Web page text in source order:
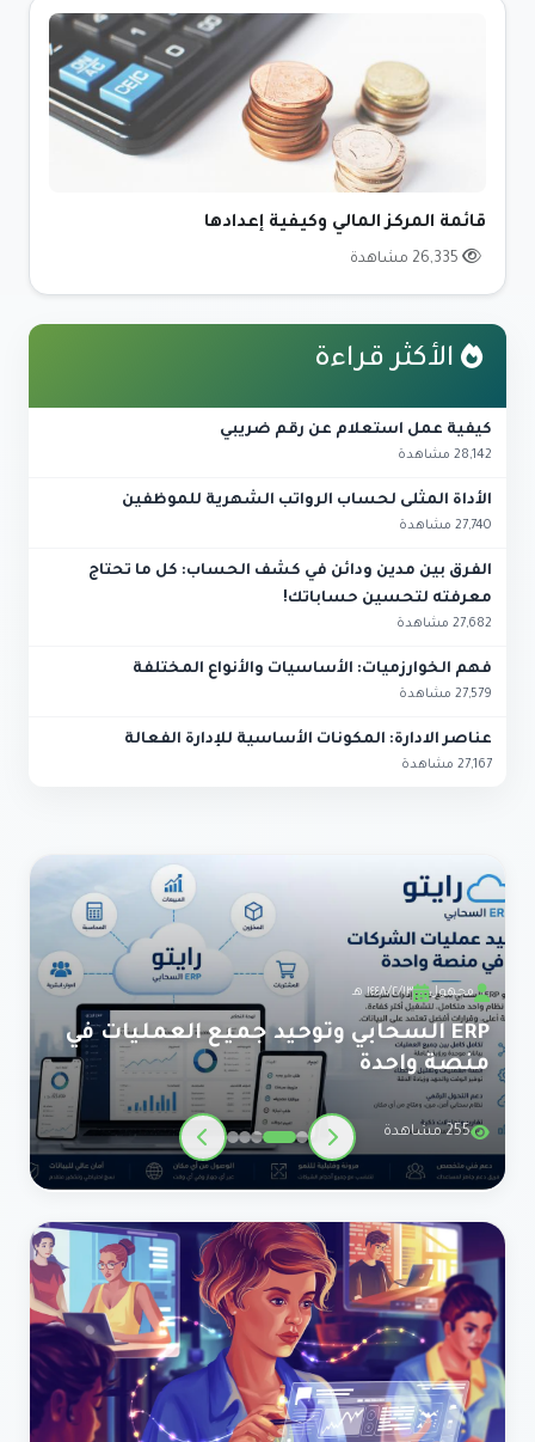
قائمة المركز المالي وكيفية إعدادها
الأكثر قراءة
كيفية عمل استعلام عن رقم ضريبي
28,142 مشاهدة
الأداة المثلى لحساب الرواتب الشهرية للموظفين
27,740 مشاهدة
الفرق بين مدين ودائن في كشف الحساب: كل ما تحتاج
معرفته لتحسين حساباتك!
27,682 مشاهدة
فهم الخوارزميات: الأساسيات والأنواع المختلفة
27,579 مشاهدة
عناصر الادارة: المكونات الأساسية للإدارة الفعالة
27,167 مشاهدة
مجهول ١٣‏/٢‏/١٤٤٨ هـ
ERP السحابي وتوحيد جميع العمليات في
منصة واحدة
255 مشاهدة